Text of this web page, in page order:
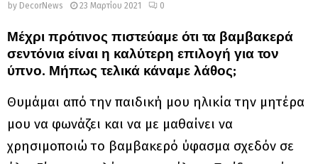
by DecorNews 23 Μαρτίου 2021 0
Μέχρι πρότινος πιστεύαμε ότι τα βαμβακερά
σεντόνια είναι η καλύτερη επιλογή για τον
ύπνο. Μήπως τελικά κάναμε λάθος;
Θυμάμαι από την παιδική μου ηλικία την μητέρα
μου να φωνάζει και να με μαθαίνει να
χρησιμοποιώ το βαμβακερό ύφασμα σχεδόν σε